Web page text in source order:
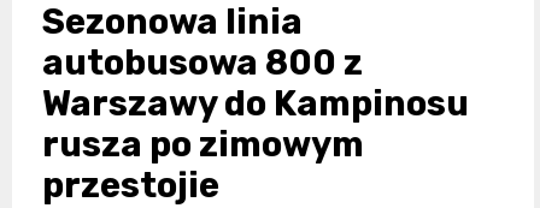
Sezonowa linia
autobusowa 800 z
Warszawy do Kampinosu
rusza po zimowym
przestojie